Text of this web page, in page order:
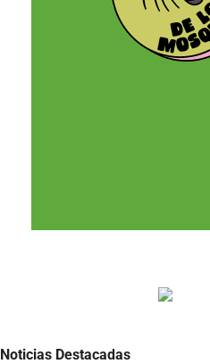
Noticias Destacadas